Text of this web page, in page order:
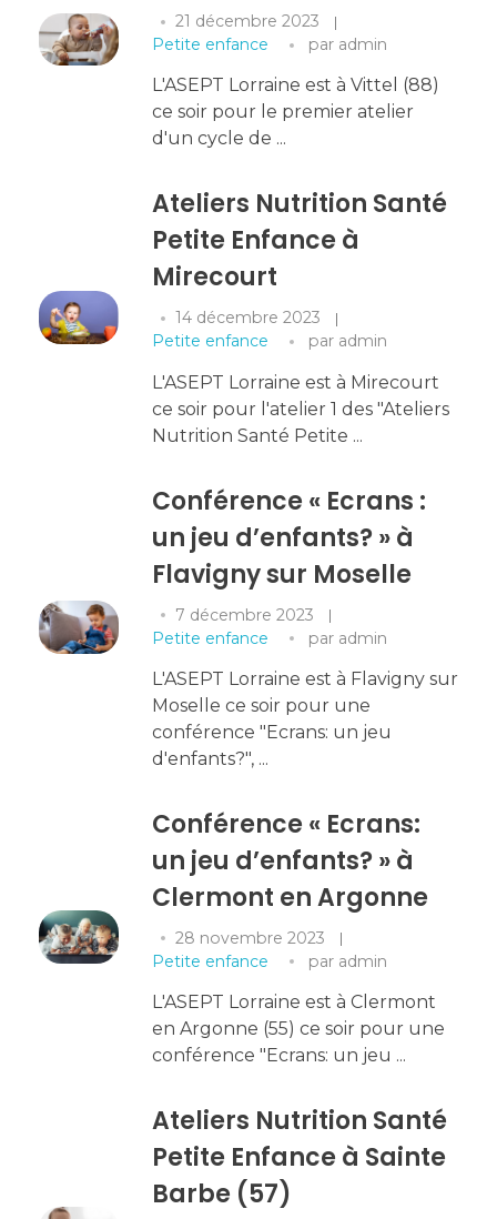
21 décembre 2023
Petite enfance
par admin
L'ASEPT Lorraine est à Vittel (88)
ce soir pour le premier atelier
d'un cycle de ...
Ateliers Nutrition Santé
Petite Enfance à
Mirecourt
14 décembre 2023
Petite enfance
par admin
L'ASEPT Lorraine est à Mirecourt
ce soir pour l'atelier 1 des "Ateliers
Nutrition Santé Petite ...
Conférence « Ecrans :
un jeu d’enfants? » à
Flavigny sur Moselle
7 décembre 2023
Petite enfance
par admin
L'ASEPT Lorraine est à Flavigny sur
Moselle ce soir pour une
conférence "Ecrans: un jeu
d'enfants?", ...
Conférence « Ecrans:
un jeu d’enfants? » à
Clermont en Argonne
28 novembre 2023
Petite enfance
par admin
L'ASEPT Lorraine est à Clermont
en Argonne (55) ce soir pour une
conférence "Ecrans: un jeu ...
Ateliers Nutrition Santé
Petite Enfance à Sainte
Barbe (57)